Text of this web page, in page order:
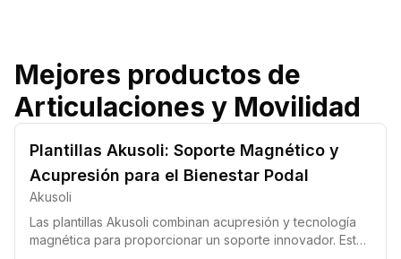
Mejores productos de
Articulaciones y Movilidad
Plantillas Akusoli: Soporte Magnético y
Acupresión para el Bienestar Podal
Akusoli
Las plantillas Akusoli combinan acupresión y tecnología
magnética para proporcionar un soporte innovador. Están